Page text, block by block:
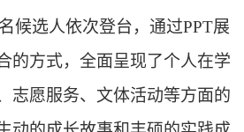
候选人依次登台，通过PPT展
的方式，全面呈现了个人在学
志愿服务、文体活动等方面的